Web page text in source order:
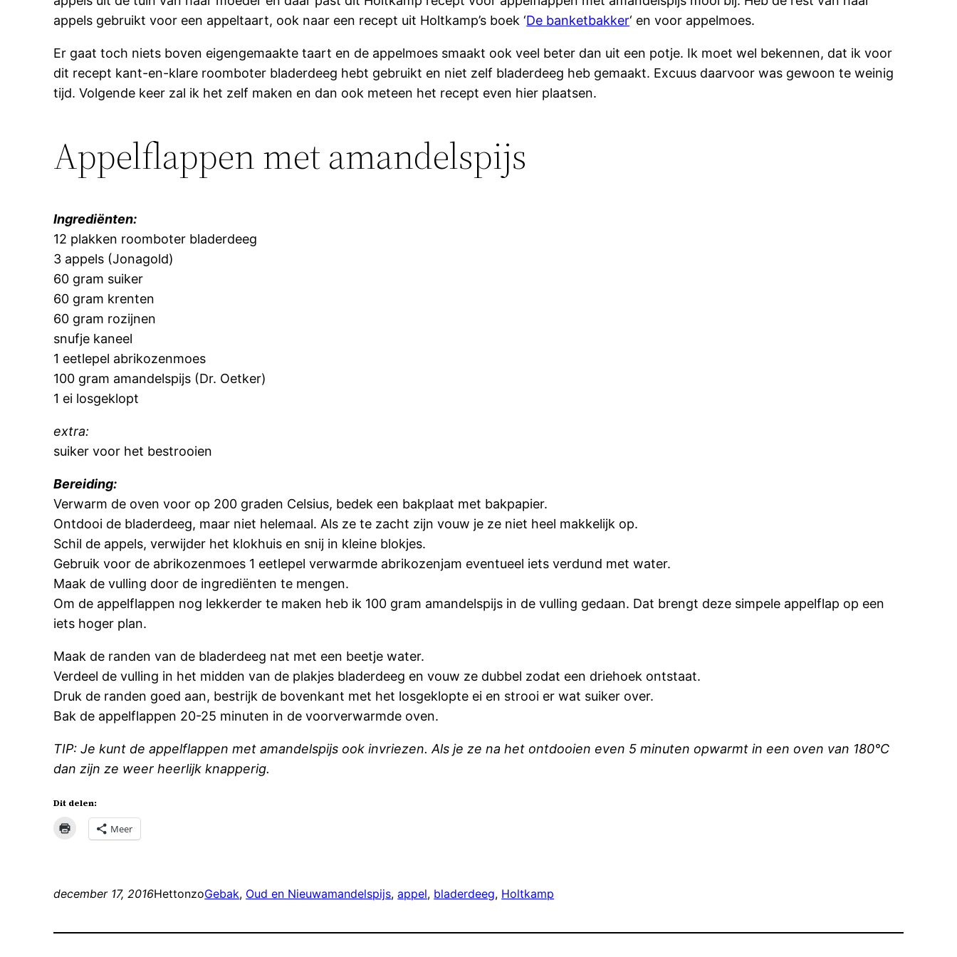
appels gebruikt voor een appeltaart, ook naar een recept uit Holtkamp’s boek ‘De banketbakker‘ en voor appelmoes.
Er gaat toch niets boven eigengemaakte taart en de appelmoes smaakt ook veel beter dan uit een potje. Ik moet wel bekennen, dat ik voor
dit recept kant-en-klare roomboter bladerdeeg hebt gebruikt en niet zelf bladerdeeg heb gemaakt. Excuus daarvoor was gewoon te weinig
tijd. Volgende keer zal ik het zelf maken en dan ook meteen het recept even hier plaatsen.
Appelflappen met amandelspijs
Ingrediënten:
12 plakken roomboter bladerdeeg
3 appels (Jonagold)
60 gram suiker
60 gram krenten
60 gram rozijnen
snufje kaneel
1 eetlepel abrikozenmoes
100 gram amandelspijs (Dr. Oetker)
1 ei losgeklopt
extra:
suiker voor het bestrooien
Bereiding:
Verwarm de oven voor op 200 graden Celsius, bedek een bakplaat met bakpapier.
Ontdooi de bladerdeeg, maar niet helemaal. Als ze te zacht zijn vouw je ze niet heel makkelijk op.
Schil de appels, verwijder het klokhuis en snij in kleine blokjes.
Gebruik voor de abrikozenmoes 1 eetlepel verwarmde abrikozenjam eventueel iets verdund met water.
Maak de vulling door de ingrediënten te mengen.
Om de appelflappen nog lekkerder te maken heb ik 100 gram amandelspijs in de vulling gedaan. Dat brengt deze simpele appelflap op een
iets hoger plan.
Maak de randen van de bladerdeeg nat met een beetje water.
Verdeel de vulling in het midden van de plakjes bladerdeeg en vouw ze dubbel zodat een driehoek ontstaat.
Druk de randen goed aan, bestrijk de bovenkant met het losgeklopte ei en strooi er wat suiker over.
Bak de appelflappen 20-25 minuten in de voorverwarmde oven.
TIP: Je kunt de appelflappen met amandelspijs ook invriezen. Als je ze na het ontdooien even 5 minuten opwarmt in een oven van 180°C
dan zijn ze weer heerlijk knapperig.
Dit delen:
Meer
december 17, 2016HettonzoGebak, Oud en Nieuwamandelspijs, appel, bladerdeeg, Holtkamp